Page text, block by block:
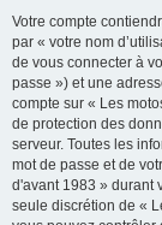
Votre compte
par « votre nom
de vous connecter à
passe ») et une
compte sur « Les
de protection des
serveur. Toutes les
mot de passe et de
d'avant 1983 » durant
seule discrétion de «